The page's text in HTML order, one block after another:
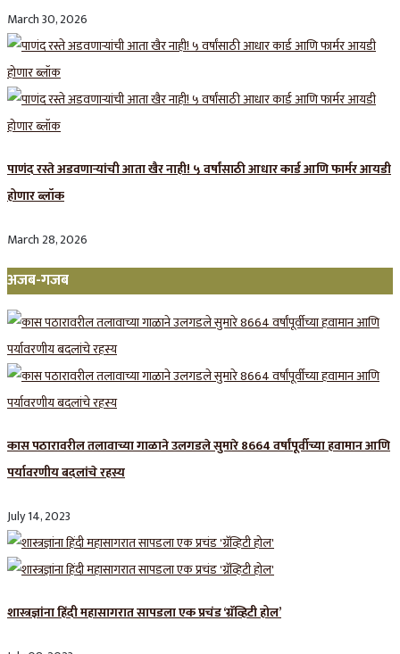
March 30, 2026
पाणंद रस्ते अडवणाऱ्यांची आता खैर नाही! ५ वर्षांसाठी आधार कार्ड आणि फार्मर आयडी
होणार ब्लॉक
March 28, 2026
अजब-गजब
कास पठारावरील तलावाच्या गाळाने उलगडले सुमारे 8664 वर्षांपूर्वीच्या हवामान आणि
पर्यावरणीय बदलांचे रहस्य
July 14, 2023
शास्त्रज्ञांना हिंदी महासागरात सापडला एक प्रचंड ‘ग्रॅव्हिटी होल’